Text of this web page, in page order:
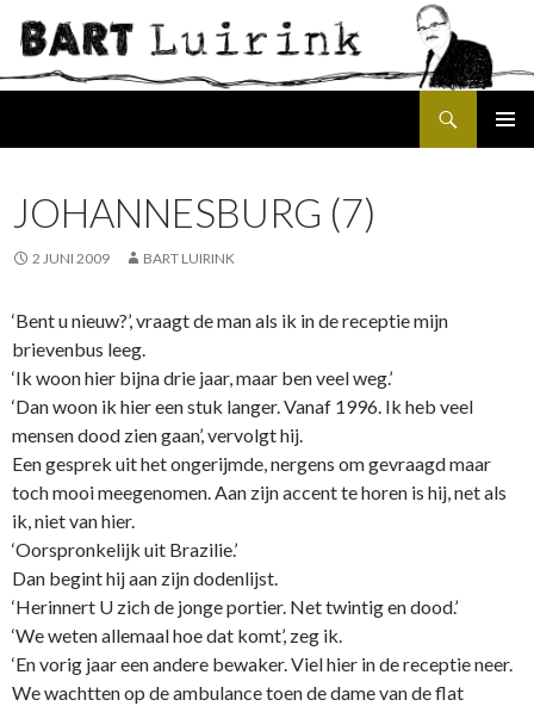
JOHANNESBURG (7)
2 JUNI 2009 BART LUIRINK
‘Bent u nieuw?’, vraagt de man als ik in de receptie mijn
brievenbus leeg.
‘Ik woon hier bijna drie jaar, maar ben veel weg.’
‘Dan woon ik hier een stuk langer. Vanaf 1996. Ik heb veel
mensen dood zien gaan’, vervolgt hij.
Een gesprek uit het ongerijmde, nergens om gevraagd maar
toch mooi meegenomen. Aan zijn accent te horen is hij, net als
ik, niet van hier.
‘Oorspronkelijk uit Brazilie.’
Dan begint hij aan zijn dodenlijst.
‘Herinnert U zich de jonge portier. Net twintig en dood.’
‘We weten allemaal hoe dat komt’, zeg ik.
‘En vorig jaar een andere bewaker. Viel hier in de receptie neer.
We wachtten op de ambulance toen de dame van de flat